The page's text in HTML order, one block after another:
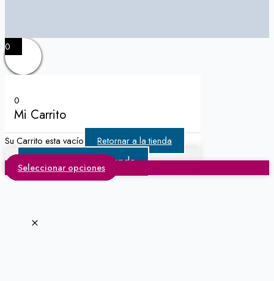
0
0
Mi Carrito
Su Carrito esta vacío Retornar a la tienda
Continuar Comprando
Seleccionar opciones